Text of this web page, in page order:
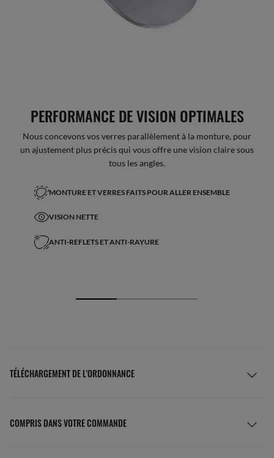
PERFORMANCE DE VISION OPTIMALES
Nous concevons vos verres parallèlement à la monture, pour
un ajustement plus précis qui vous offre une vision claire sous
tous les angles.
MONTURE ET VERRES FAITS POUR ALLER ENSEMBLE
VISION NETTE
ANTI-REFLETS ET ANTI-RAYURE
TÉLÉCHARGEMENT DE L'ORDONNANCE
COMPRIS DANS VOTRE COMMANDE